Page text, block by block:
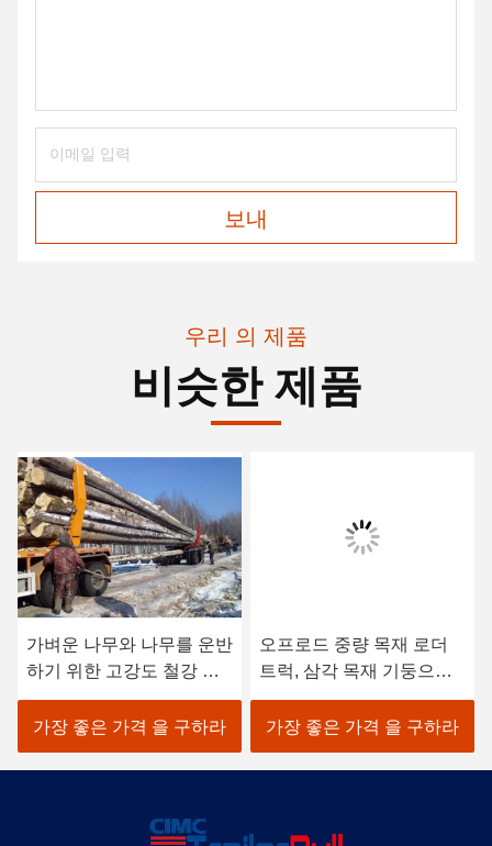
보내
우리 의 제품
비슷한 제품
가벼운 나무와 나무를 운반
하기 위한 고강도 철강 목
재 트럭 트레일러
가장 좋은 가격 을 구하라
오프로드 중량 목재 로더
트럭, 삼각 목재 기둥으로
목재 로딩 트럭
가장 좋은 가격 을 구하라